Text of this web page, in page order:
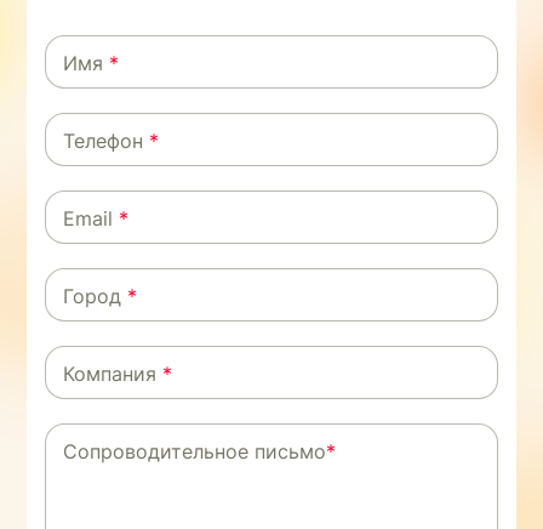
Имя *
Телефон *
Email *
Город *
Компания *
Cопроводительное письмо*